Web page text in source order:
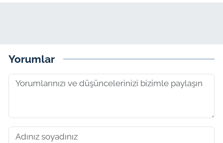
Yorumlar